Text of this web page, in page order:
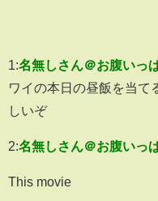
1:名無しさん＠お腹いっ
ワイの本日の昼飯を当て
しいぞ
2:名無しさん＠お腹いっ
This movie